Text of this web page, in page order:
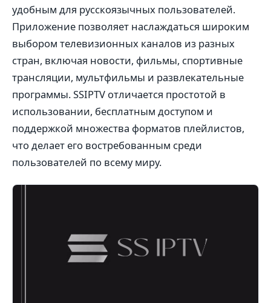
удобным для русскоязычных пользователей.
Приложение позволяет наслаждаться широким
выбором телевизионных каналов из разных
стран, включая новости, фильмы, спортивные
трансляции, мультфильмы и развлекательные
программы. SSIPTV отличается простотой в
использовании, бесплатным доступом и
поддержкой множества форматов плейлистов,
что делает его востребованным среди
пользователей по всему миру.